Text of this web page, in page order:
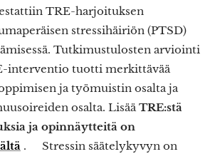
TRE-harjoituksen
stressihäiriön (PTSD)
Tutkimustulosten arviointi
interventio tuotti merkittävää
ja työmuistin osalta ja
osalta. LisääTRE:stä
ja opinnäytteitä on
. Stressin säätelykyvyn on